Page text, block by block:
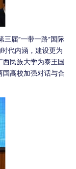
届“一带一路”国际
代内涵，建设更为
民族大学为泰王国
高校加强对话与合